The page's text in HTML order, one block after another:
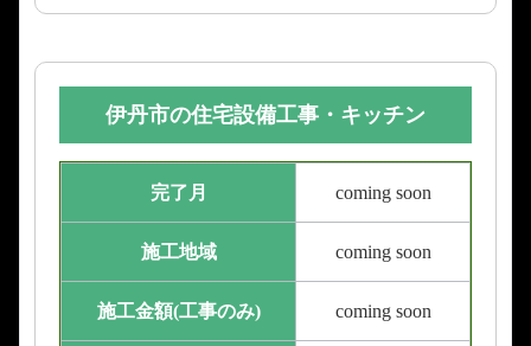
伊丹市の住宅設備工事・キッチン
完了月 coming soon
施工地域 coming soon
施工金額(工事のみ) coming soon